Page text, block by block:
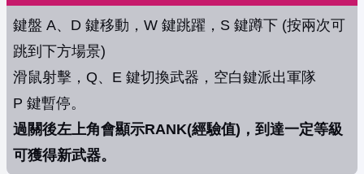
鍵盤 A、D 鍵移動，W 鍵跳躍，S 鍵蹲下 (按兩次可
跳到下方場景)
滑鼠射擊，Q、E 鍵切換武器，空白鍵派出軍隊
P 鍵暫停。
過關後左上角會顯示RANK(經驗值)，到達一定等級
可獲得新武器。